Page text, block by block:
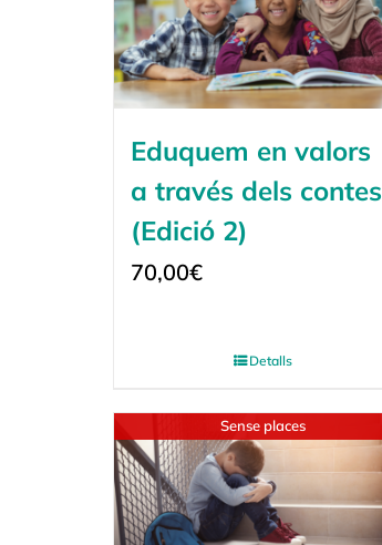
Eduquem en valors
a través dels contes
(Edició 2)
70,00€
Detalls
Sense places